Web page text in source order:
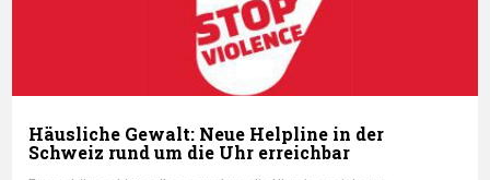
Häusliche Gewalt: Neue Helpline in der
Schweiz rund um die Uhr erreichbar